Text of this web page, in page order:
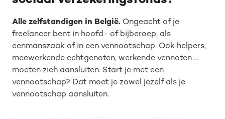
Alle zelfstandigen in België. Ongeacht of je
freelancer bent in hoofd- of bijberoep, als
eenmanszaak of in een vennootschap. Ook helpers,
meewerkende echtgenoten, werkende vennoten …
moeten zich aansluiten. Start je met een
vennootschap? Dat moet je zowel jezelf als je
vennootschap aansluiten.